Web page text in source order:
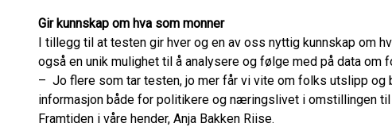
Gir kunnskap om hva som monner
I tillegg til at testen gir hver og en av oss nyttig kunnskap om
også en unik mulighet til å analysere og følge med på data om
– Jo flere som tar testen, jo mer får vi vite om folks utslipp og
informasjon både for politikere og næringslivet i omstillingen
Framtiden i våre hender, Anja Bakken Riise.